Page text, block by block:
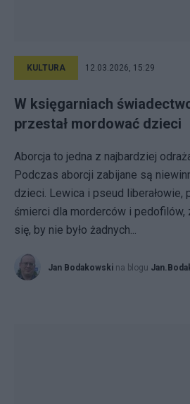
KULTURA 12.03.2026, 15:29
W księgarniach
przestał mordować dzieci
Aborcja to jedna z najbardziej
Podczas aborcji zabijane są
dzieci. Lewica i pseud liberałowie,
śmierci dla morderców i pedofilów,
się, by nie było żadnych...
Jan Bodakowski na blogu